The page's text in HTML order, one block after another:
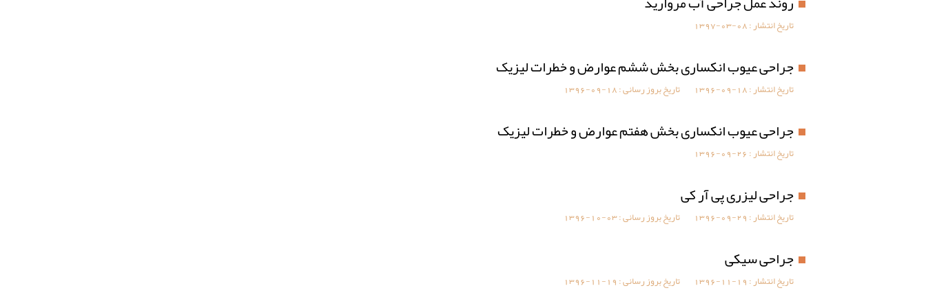
تاریخ انتشار :1397-03-08
جراحی عیوب انکساری بخش ششم عوارض و خطرات لیزیک
تاریخ انتشار :1396-09-18 تاریخ بروز رسانی :1396-09-18
جراحی عیوب انکساری بخش هفتم عوارض و خطرات لیزیک
تاریخ انتشار :1396-09-26
جراحی لیزری پی آر کی
تاریخ انتشار :1396-09-29 تاریخ بروز رسانی :1396-10-03
جراحی سیکی
تاریخ انتشار :1396-11-19 تاریخ بروز رسانی :1396-11-19